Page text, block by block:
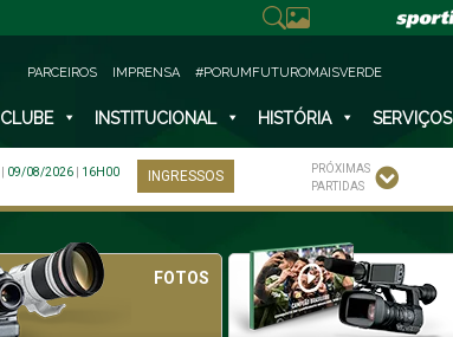
PARCEIROS IMPRENSA #PORUMFUTUROMAISVERDE
CLUBE INSTITUCIONAL HISTÓRIA SERVIÇOS
09/08/2026
16H00
INGRESSOS
PRÓXIMAS
PARTIDAS
FOTOS